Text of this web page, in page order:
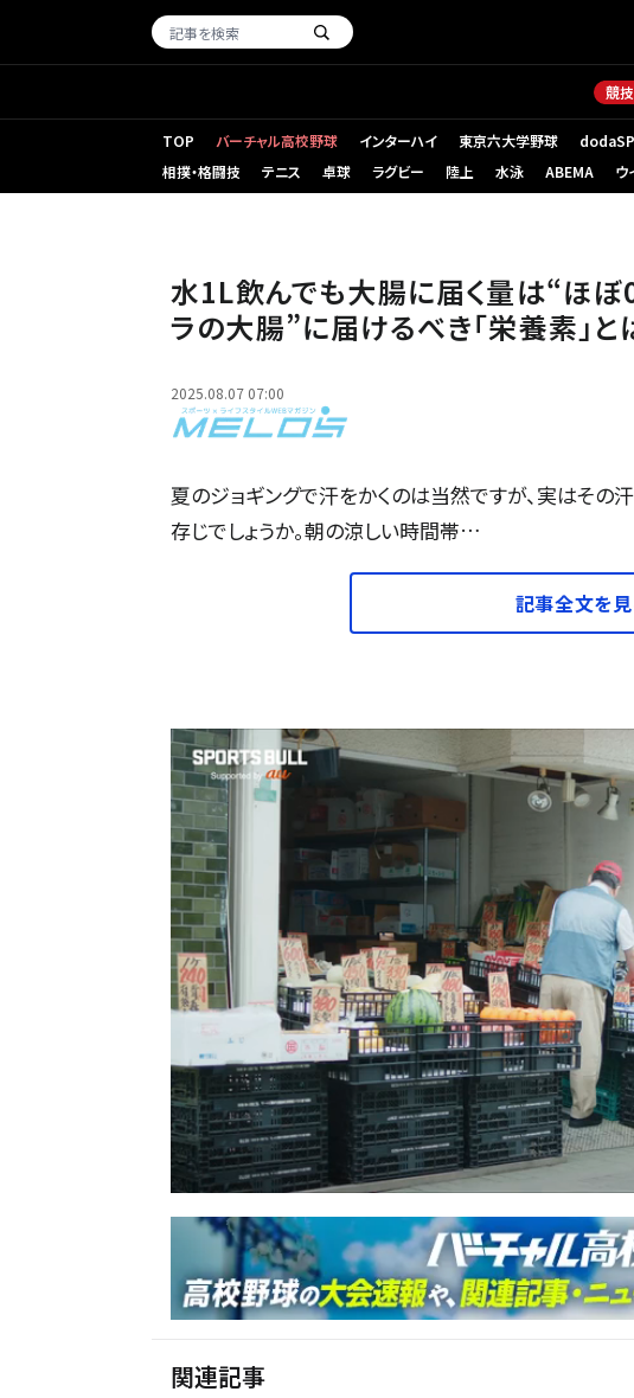
競技
TOP バーチャル高校野球 インターハイ 東京六大学野球 （新しい
相撲・格闘技
テニス 卓球 ラグビー 陸上 水泳 ABEMA ウ
水1L飲んでも大腸に届く量は“ほぼ
ラの大腸”に届けるべき「栄養素」と
2025.08.07 07:00
夏のジョギングで汗をかくのは当然ですが、実はその
存じでしょうか。朝の涼しい時間帯…
記事全文を
関連記事